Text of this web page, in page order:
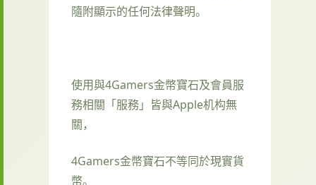
隨附顯示的任何法律聲明。
使用與4Gamers金幣寶石及會員服
務相關「服務」皆與Apple机构無
關，
4Gamers金幣寶石不等同於現實貨
幣。